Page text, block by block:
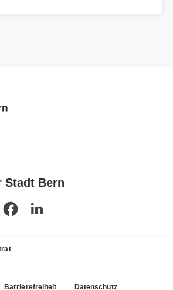
Stadt Bern
Barrierefreiheit Datenschutz